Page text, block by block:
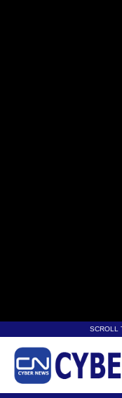
SCROLL